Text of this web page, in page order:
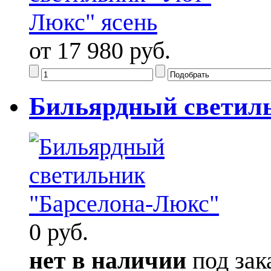
от 17 980 руб.
Бильярдный
0 руб.
нет в наличии под